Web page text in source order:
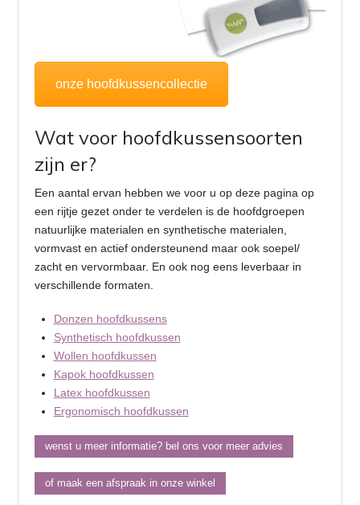
onze hoofdkussencollectie
Wat voor hoofdkussensoorten
zijn er?
Een aantal ervan hebben we voor u op deze pagina op
een rijtje gezet onder te verdelen is de hoofdgroepen
natuurlijke materialen en synthetische materialen,
vormvast en actief ondersteunend maar ook soepel/
zacht en vervormbaar. En ook nog eens leverbaar in
verschillende formaten.
Donzen hoofdkussens
Synthetisch hoofdkussen
Wollen hoofdkussen
Kapok hoofdkussen
Latex hoofdkussen
Ergonomisch hoofdkussen
wenst u meer informatie? bel ons voor meer advies
of maak een afspraak in onze winkel